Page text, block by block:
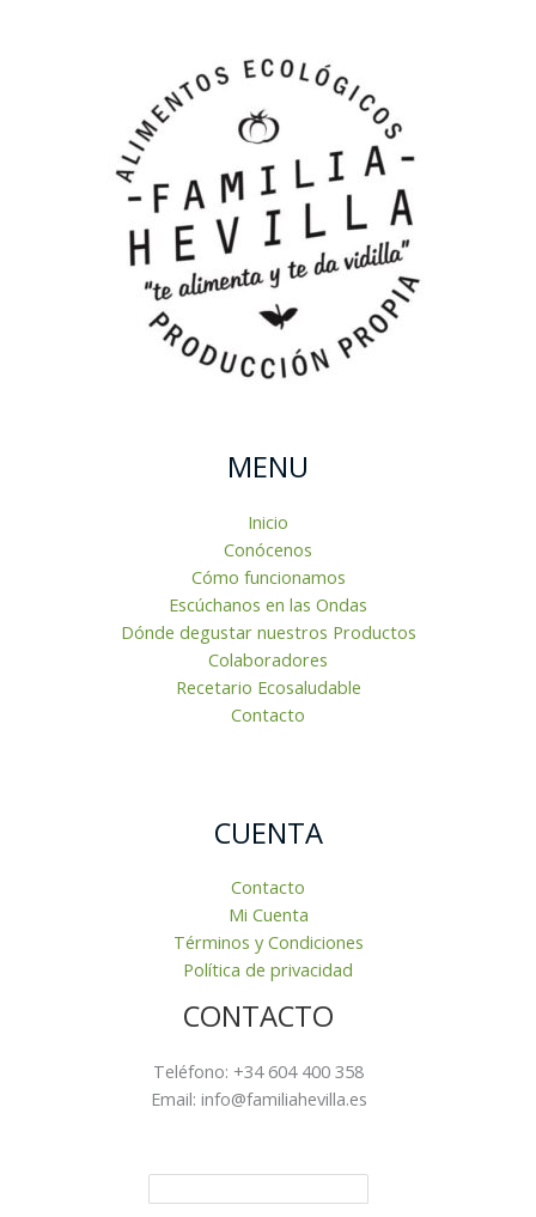
MENU
Inicio
Conócenos
Cómo funcionamos
Escúchanos en las Ondas
Dónde degustar nuestros Productos
Colaboradores
Recetario Ecosaludable
Contacto
CUENTA
Contacto
Mi Cuenta
Términos y Condiciones
Política de privacidad
CONTACTO
Teléfono: +34 604 400 358
Email: info@familiahevilla.es